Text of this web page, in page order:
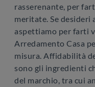
rasserenante, per
meritate. Se desideri
aspettiamo per farti
Arredamento Casa
misura. Affidabilità
sono gli ingredienti
del marchio, tra cui